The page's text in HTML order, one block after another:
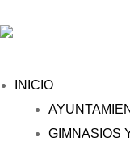
INICIO
GIMNASIOS